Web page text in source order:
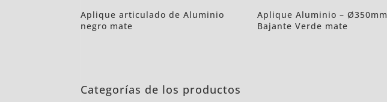
Aplique articulado de Aluminio
negro mate
Aplique Aluminio – Ø350mm
Bajante Verde mate
Categorías de los productos